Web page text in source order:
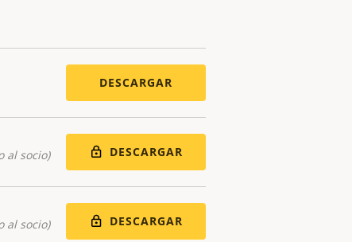
DESCARGAR
al socio) DESCARGAR
al socio) DESCARGAR